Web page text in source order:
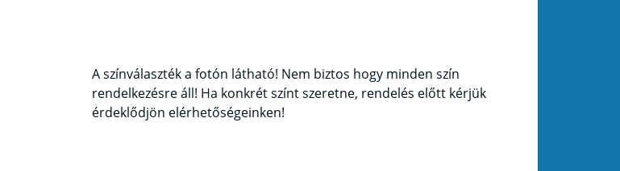
A színválaszték a fotón látható! Nem biztos hogy minden szín
rendelkezésre áll! Ha konkrét színt szeretne, rendelés előtt kérjük
érdeklődjön elérhetőségeinken!